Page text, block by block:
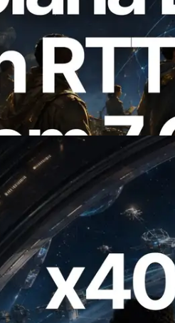
Solana Leader Slot
Ping dari 7
Information